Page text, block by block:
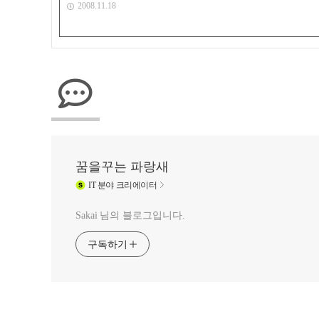
2008.11.18
꿈을꾸는 파랑새
IT분야 크리에이터
Sakai 님의 블로그입니다.
구독하기